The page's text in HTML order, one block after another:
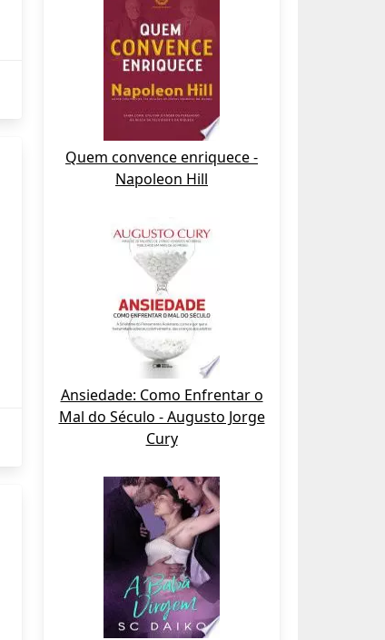
Quem convence enriquece -
Napoleon Hill
Ansiedade: Como Enfrentar o
Mal do Século - Augusto Jorge
Cury